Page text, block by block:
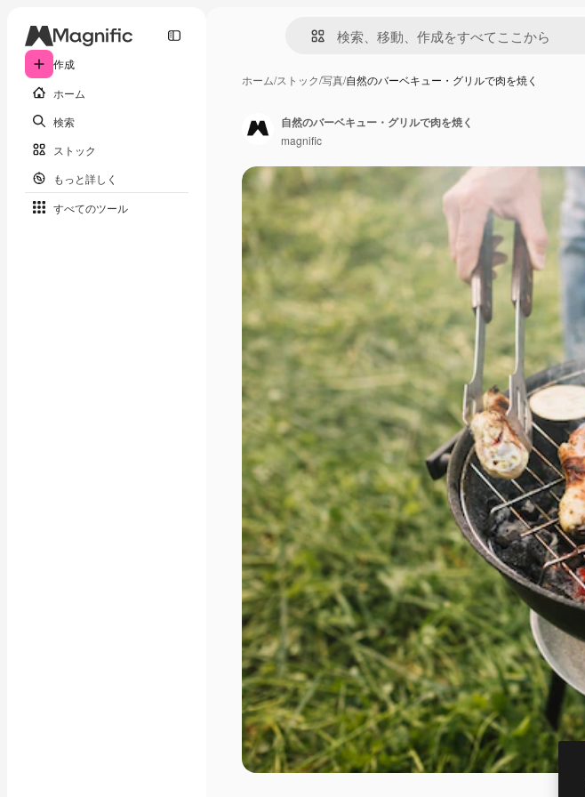
作成
ホーム
検索
ストック
もっと詳しく
すべてのツール
ホーム/ストック/写真/自然のバーベキュー・グリルで肉を焼く
自然のバーベキュー・グリルで肉を焼く
magnific